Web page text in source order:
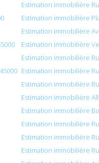
Estimation immobilière
Estimation immobilière
Estimation immobilière
Estimation immobilière
Estimation immobilière
Estimation immobilière
Estimation immobilière
Estimation immobilière
Estimation immobilière
Estimation immobilière
Estimation immobilière
Estimation immobilière